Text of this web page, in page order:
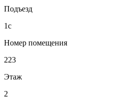
Подъезд
1с
Номер помещения
223
Этаж
2